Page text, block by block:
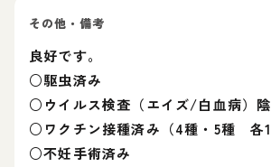
その他・備考
良好です。
○駆虫済み
○ウイルス検査（エイズ/白血病）
○ワクチン接種済み（4種・5種 各1
○不妊手術済み